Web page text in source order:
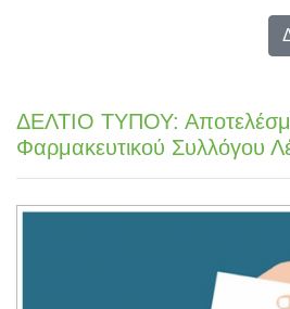
ΔΕΛΤΙΟ ΤΥΠΟΥ:
Φαρμακευτικού Συλλόγου